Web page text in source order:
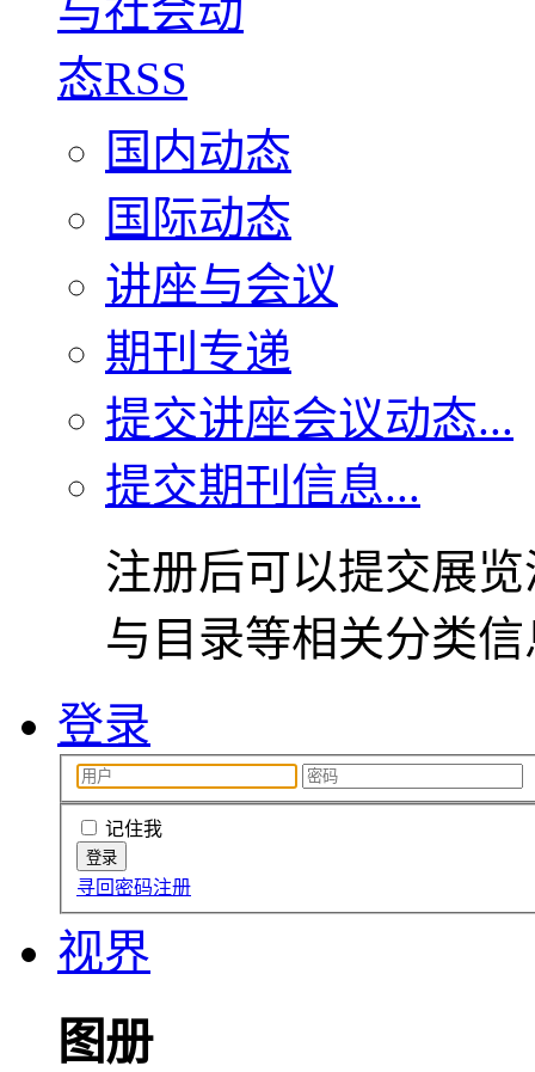
国内动态
国际动态
讲座与会议
期刊专递
提交讲座会议动态...
提交期刊信息...
注册后可以提交展
与目录等相关分类
登录
记住我
寻回密码注册
视界
图册